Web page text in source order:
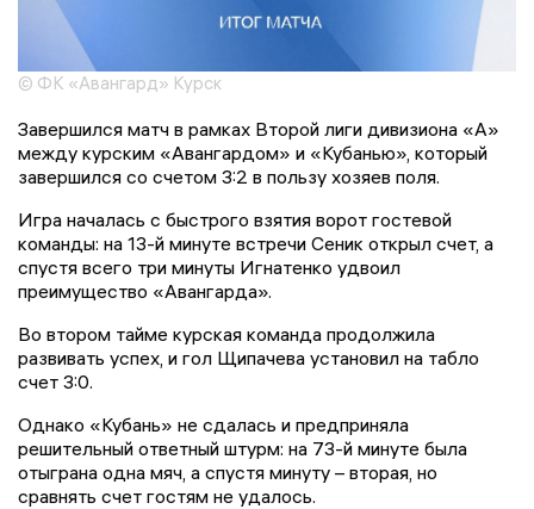
© ФК «Авангард» Курск
Завершился матч в рамках Второй лиги дивизиона «А»
между курским «Авангардом» и «Кубанью», который
завершился со счетом 3:2 в пользу хозяев поля.
Игра началась с быстрого взятия ворот гостевой
команды: на 13-й минуте встречи Сеник открыл счет, а
спустя всего три минуты Игнатенко удвоил
преимущество «Авангарда».
Во втором тайме курская команда продолжила
развивать успех, и гол Щипачева установил на табло
счет 3:0.
Однако «Кубань» не сдалась и предприняла
решительный ответный штурм: на 73-й минуте была
отыграна одна мяч, а спустя минуту – вторая, но
сравнять счет гостям не удалось.